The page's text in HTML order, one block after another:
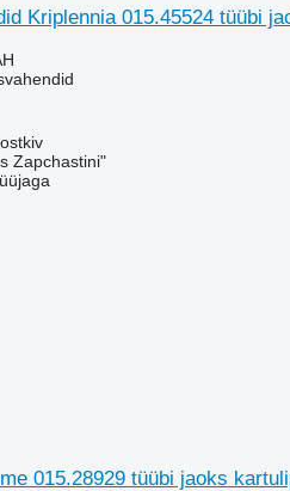
Kriplennia 015.45524 tüübi
Zapchastini"
015.28929 tüübi jaoks